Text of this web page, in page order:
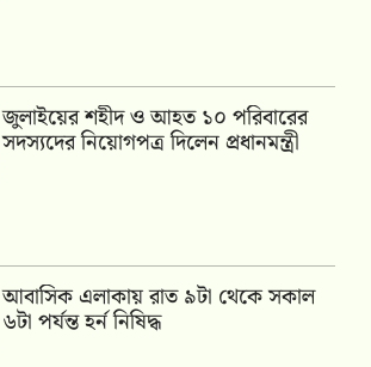
জুলাইয়ের শহীদ ও আহত ১০ পরিবারের
সদস্যদের নিয়োগপত্র দিলেন প্রধানমন্ত্রী
আবাসিক এলাকায় রাত ৯টা থেকে সকাল
৬টা পর্যন্ত হর্ন নিষিদ্ধ